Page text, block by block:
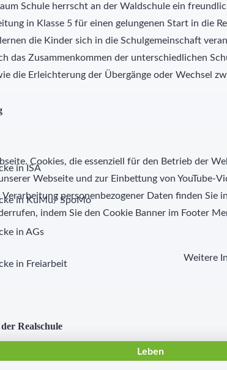
Schule herrscht an der Waldschule ein
in Klasse 5 für einen gelungenen Start in die
die Kinder sich in die Schulgemeinschaft
das Zusammenkommen der unterschiedlichen
die Erleichterung der Übergänge oder Wechsel
in ISA
in KuMu/ SpoMo
in AGs
in Freiarbeit
Realschule
Leben
Cookies, die essenziell für den Betrieb der
Webseite und zur Einbettung von
personenbezogener Daten finden
indem Sie den Cookie Banner im Footer
Weitere